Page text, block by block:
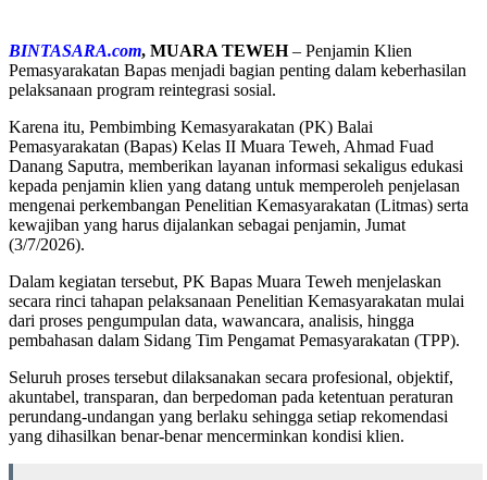
BINTASARA.com, MUARA TEWEH– Penjamin Klien
Pemasyarakatan Bapas menjadi bagian penting dalam keberhasilan
pelaksanaan program reintegrasi sosial.
Karena itu, Pembimbing Kemasyarakatan (PK) Balai
Pemasyarakatan (Bapas) Kelas II Muara Teweh, Ahmad Fuad
Danang Saputra, memberikan layanan informasi sekaligus edukasi
kepada penjamin klien yang datang untuk memperoleh penjelasan
mengenai perkembangan Penelitian Kemasyarakatan (Litmas) serta
kewajiban yang harus dijalankan sebagai penjamin, Jumat
(3/7/2026).
Dalam kegiatan tersebut, PK Bapas Muara Teweh menjelaskan
secara rinci tahapan pelaksanaan Penelitian Kemasyarakatan mulai
dari proses pengumpulan data, wawancara, analisis, hingga
pembahasan dalam Sidang Tim Pengamat Pemasyarakatan (TPP).
Seluruh proses tersebut dilaksanakan secara profesional, objektif,
akuntabel, transparan, dan berpedoman pada ketentuan peraturan
perundang-undangan yang berlaku sehingga setiap rekomendasi
yang dihasilkan benar-benar mencerminkan kondisi klien.